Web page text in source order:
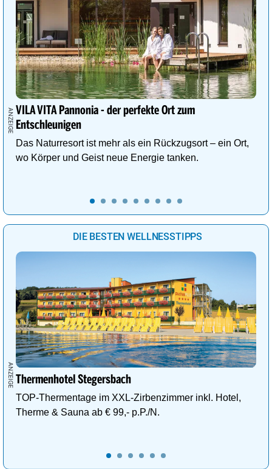
VILA VITA Pannonia - der perfekte Ort zum
Entschleunigen
Das Naturresort ist mehr als ein Rückzugsort – ein Ort,
wo Körper und Geist neue Energie tanken.
DIE BESTEN WELLNESSTIPPS
Thermenhotel Stegersbach
TOP-Thermentage im XXL-Zirbenzimmer inkl. Hotel,
Therme & Sauna ab € 99,- p.P./N.